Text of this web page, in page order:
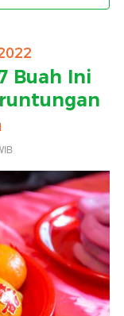
Buah Ini